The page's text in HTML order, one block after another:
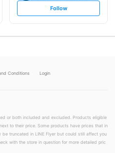
s
t
Follow
Conditions Login
or both included and excluded. Products eligible
to their price. Some products have prices that in
truncated in LINE Flyer but could still affect you
with the store in question for more detailed pric